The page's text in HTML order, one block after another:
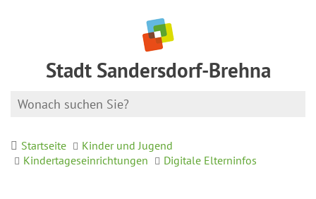
Stadt Sandersdorf-Brehna
Startseite
Kinder und Jugend
Kindertageseinrichtungen
Digitale Elterninfos